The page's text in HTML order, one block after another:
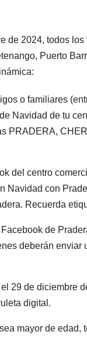
de 2024, todos
Puerto
o familiares
Navidad de tu
PRADERA,
del centro
Navidad con
Recuerda
de
deberán
29 de diciembre
digital.
mayor de